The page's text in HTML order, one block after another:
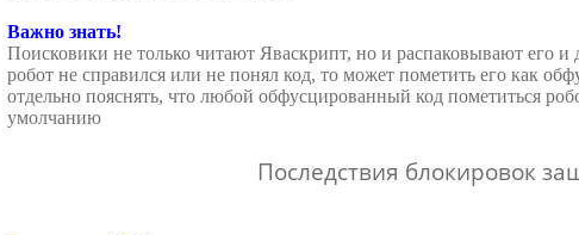
Важно знать!
Поисковики не только читают Яваскрипт, но и распаковывают его
робот не справился или не понял код, то может пометить его как
отдельно пояснять, что любой обфусцированный код пометиться
умолчанию
Последствия блокировок